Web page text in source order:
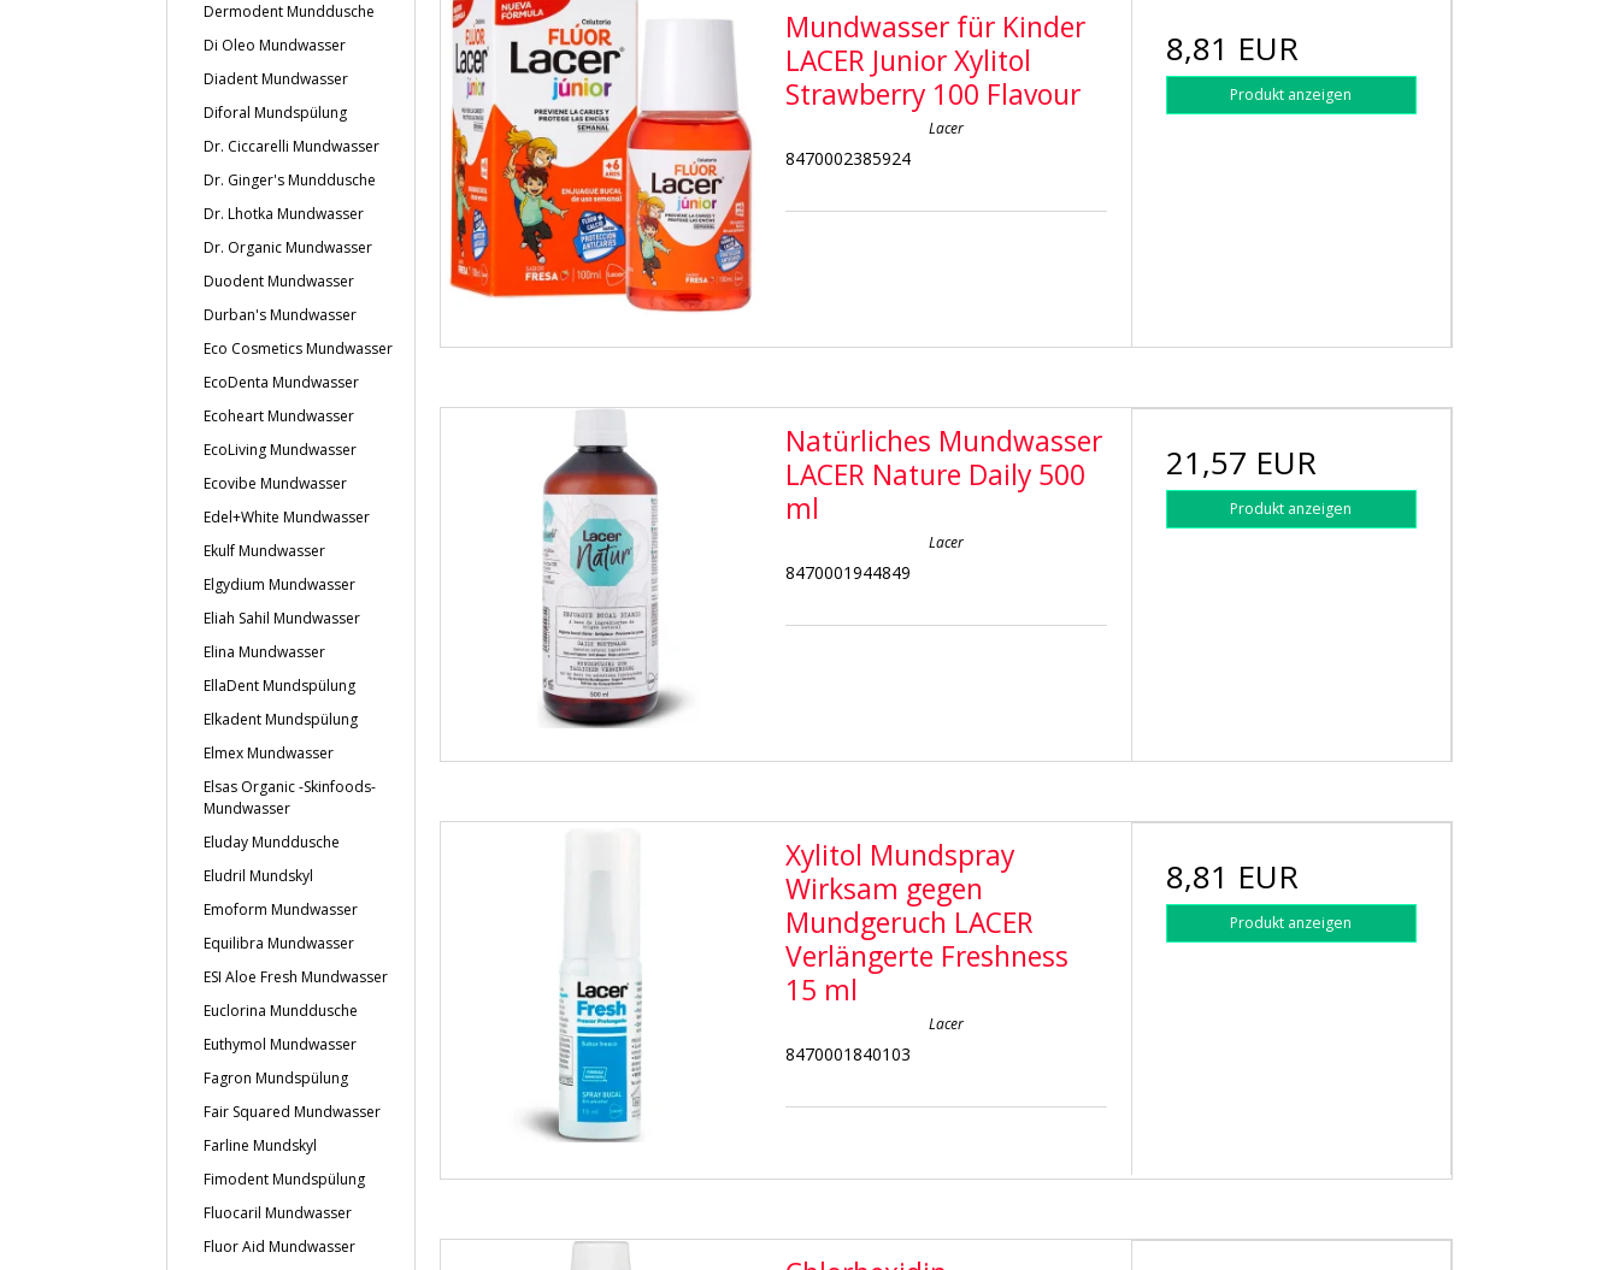
Dermodent Munddusche
Di Oleo Mundwasser
Diadent Mundwasser
Diforal Mundspülung
Dr. Ciccarelli Mundwasser
Dr. Ginger's Munddusche
Dr. Lhotka Mundwasser
Dr. Organic Mundwasser
Duodent Mundwasser
Durban's Mundwasser
Eco Cosmetics Mundwasser
EcoDenta Mundwasser
Ecoheart Mundwasser
EcoLiving Mundwasser
Ecovibe Mundwasser
Edel+White Mundwasser
Ekulf Mundwasser
Elgydium Mundwasser
Eliah Sahil Mundwasser
Elina Mundwasser
EllaDent Mundspülung
Elkadent Mundspülung
Elmex Mundwasser
Elsas Organic -Skinfoods-
Mundwasser
Eluday Munddusche
Eludril Mundskyl
Emoform Mundwasser
Equilibra Mundwasser
ESI Aloe Fresh Mundwasser
Euclorina Munddusche
Euthymol Mundwasser
Fagron Mundspülung
Fair Squared Mundwasser
Farline Mundskyl
Fimodent Mundspülung
Fluocaril Mundwasser
Fluor Aid Mundwasser
Mundwasser für Kinder
LACER Junior Xylitol
Strawberry 100 Flavour
Lacer
8470002385924
8,81 EUR
Produkt anzeigen
Natürliches Mundwasser
LACER Nature Daily 500
ml
Lacer
8470001944849
21,57 EUR
Produkt anzeigen
Xylitol Mundspray
Wirksam gegen
Mundgeruch LACER
Verlängerte Freshness
15 ml
Lacer
8470001840103
8,81 EUR
Produkt anzeigen